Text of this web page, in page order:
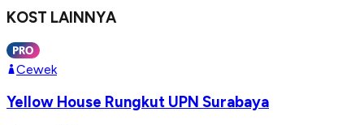
KOST LAINNYA
Cewek
Yellow House Rungkut UPN Surabaya